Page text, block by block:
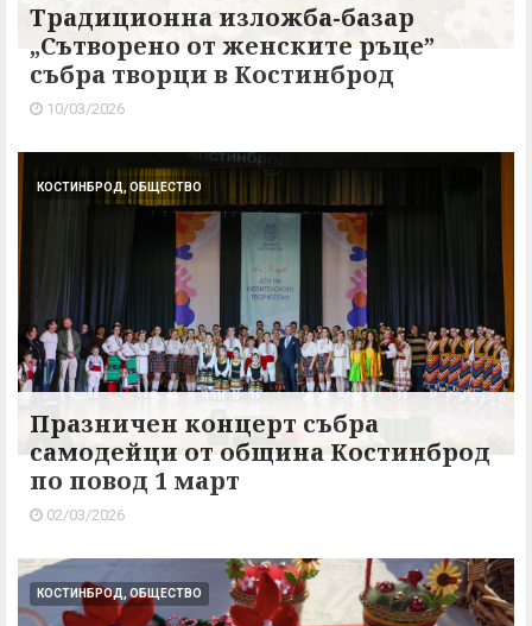
Традиционна изложба-базар
„Сътворено от женските ръце”
събра творци в Костинброд
10/03/2026
КОСТИНБРОД, ОБЩЕСТВО
Празничен концерт събра
самодейци от община Костинброд
по повод 1 март
02/03/2026
КОСТИНБРОД, ОБЩЕСТВО